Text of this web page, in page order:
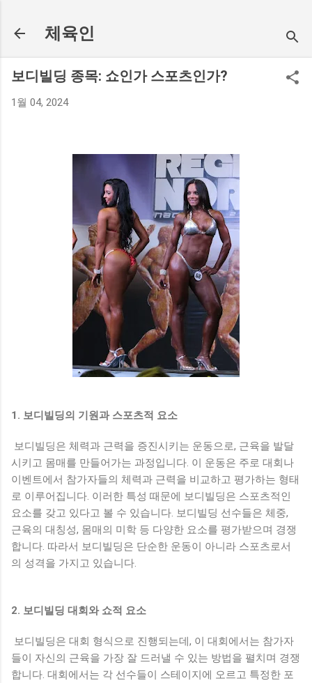
체육인
보디빌딩 종목: 쇼인가 스포츠인가?
1월 04, 2024
1. 보디빌딩의 기원과 스포츠적 요소
보디빌딩은 체력과 근력을 증진시키는 운동으로, 근육을 발달
시키고 몸매를 만들어가는 과정입니다. 이 운동은 주로 대회나
이벤트에서 참가자들의 체력과 근력을 비교하고 평가하는 형태
로 이루어집니다. 이러한 특성 때문에 보디빌딩은 스포츠적인
요소를 갖고 있다고 볼 수 있습니다. 보디빌딩 선수들은 체중,
근육의 대칭성, 몸매의 미학 등 다양한 요소를 평가받으며 경쟁
합니다. 따라서 보디빌딩은 단순한 운동이 아니라 스포츠로서
의 성격을 가지고 있습니다.
2. 보디빌딩 대회와 쇼적 요소
보디빌딩은 대회 형식으로 진행되는데, 이 대회에서는 참가자
들이 자신의 근육을 가장 잘 드러낼 수 있는 방법을 펼치며 경쟁
합니다. 대회에서는 각 선수들이 스테이지에 오르고 특정한 포